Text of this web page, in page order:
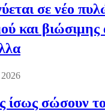
σε νέο
και
ίσως σώσουν